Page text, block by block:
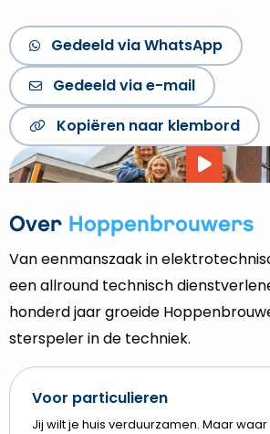
Gedeeld via WhatsApp
Gedeeld via WhatsApp
Gedeeld via e-mail
Gedeeld via e-mail
Kopiëer link
Kopiëren naar klembord
Over Hoppenbrouwers
Van eenmanszaak in
een allround technisch
honderd jaar groeide
sterspeler in de techniek.
Voor particulieren
Jij wilt je huis verduurzamen. Maar
Video